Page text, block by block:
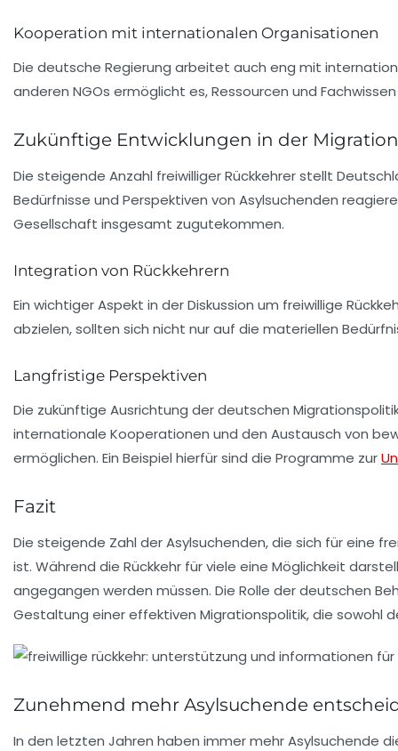
Kooperation mit internationalen Organisationen
Die deutsche Regierung arbeitet auch eng mit
anderen NGOs ermöglicht es, Ressourcen und
Zukünftige Entwicklungen in der
Die steigende Anzahl freiwilliger Rückkehrer stellt
Bedürfnisse und Perspektiven von Asylsuchenden
Gesellschaft insgesamt zugutekommen.
Integration von Rückkehrern
Ein wichtiger Aspekt in der Diskussion um freiwillige
abzielen, sollten sich nicht nur auf die materiellen
Langfristige Perspektiven
Die zukünftige Ausrichtung der deutschen
internationale Kooperationen und den Austausch von
ermöglichen. Ein Beispiel hierfür sind die Programme zur
Fazit
Die steigende Zahl der Asylsuchenden, die sich für eine
ist. Während die Rückkehr für viele eine Möglichkeit
angegangen werden müssen. Die Rolle der deutschen
Gestaltung einer effektiven Migrationspolitik, die sowohl
Zunehmend mehr Asylsuchende
In den letzten Jahren haben immer mehrAsylsuchende